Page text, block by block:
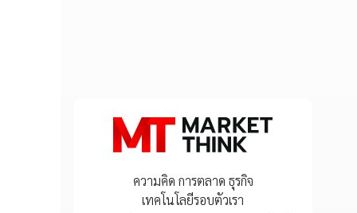
ความคิด การตลาด ธุรกิจ
เทคโนโลยีรอบตัวเรา